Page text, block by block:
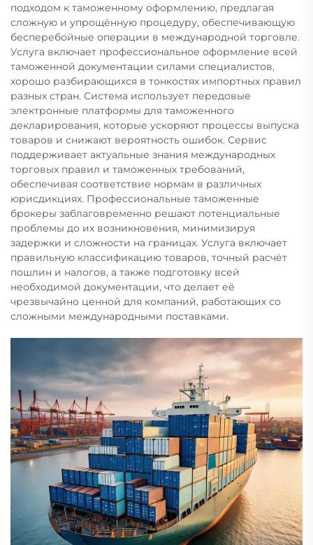
подходом к таможенному оформлению, предлагая
сложную и упрощённую процедуру, обеспечивающую
бесперебойные операции в международной торговле.
Услуга включает профессиональное оформление всей
таможенной документации силами специалистов,
хорошо разбирающихся в тонкостях импортных правил
разных стран. Система использует передовые
электронные платформы для таможенного
декларирования, которые ускоряют процессы выпуска
товаров и снижают вероятность ошибок. Сервис
поддерживает актуальные знания международных
торговых правил и таможенных требований,
обеспечивая соответствие нормам в различных
юрисдикциях. Профессиональные таможенные
брокеры заблаговременно решают потенциальные
проблемы до их возникновения, минимизируя
задержки и сложности на границах. Услуга включает
правильную классификацию товаров, точный расчёт
пошлин и налогов, а также подготовку всей
необходимой документации, что делает её
чрезвычайно ценной для компаний, работающих со
сложными международными поставками.